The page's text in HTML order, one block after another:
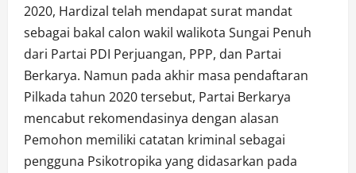
2020, Hardizal telah mendapat surat mandat
sebagai bakal calon wakil walikota Sungai Penuh
dari Partai PDI Perjuangan, PPP, dan Partai
Berkarya. Namun pada akhir masa pendaftaran
Pilkada tahun 2020 tersebut, Partai Berkarya
mencabut rekomendasinya dengan alasan
Pemohon memiliki catatan kriminal sebagai
pengguna Psikotropika yang didasarkan pada